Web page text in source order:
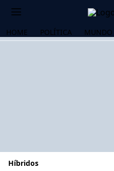
HOME POLÍTICA MUNDO
Híbridos